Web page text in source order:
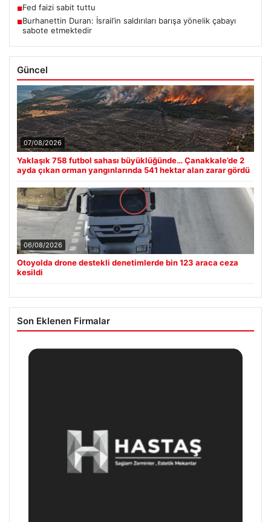
■Fed faizi sabit tuttu
■Burhanettin Duran: İsrail’in saldırıları barışa yönelik çabayı
sabote etmektedir
Güncel
07/08/2026
Yaklaşık 758 futbol sahası büyüklüğünde… Çanakkale’de 2
ayda çıkan orman yangınlarında 541 hektar alan zarar gördü
06/08/2026
Otoyolda drone destekli denetimlerde bin 123 araca ceza
kesildi
Son Eklenen Firmalar